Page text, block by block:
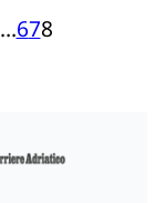
…678